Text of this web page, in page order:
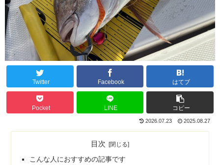
Twitter Facebook はてブ
Pocket LINE コピー
2026.07.23 2025.08.27
目次
こんな人におすすめの記事です